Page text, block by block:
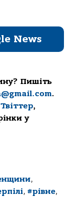
News
Пишіть
.
Твіттер,
у
,
, #рівне,